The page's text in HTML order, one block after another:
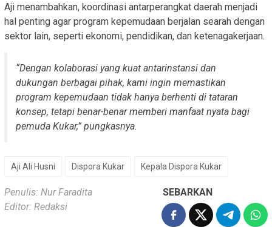
Aji menambahkan, koordinasi antarperangkat daerah menjadi
hal penting agar program kepemudaan berjalan searah dengan
sektor lain, seperti ekonomi, pendidikan, dan ketenagakerjaan.
“Dengan kolaborasi yang kuat antarinstansi dan
dukungan berbagai pihak, kami ingin memastikan
program kepemudaan tidak hanya berhenti di tataran
konsep, tetapi benar-benar memberi manfaat nyata bagi
pemuda Kukar,” pungkasnya.
Aji Ali Husni Dispora Kukar Kepala Dispora Kukar
Penulis: Nur Faradita
Editor: Redaksi
SEBARKAN